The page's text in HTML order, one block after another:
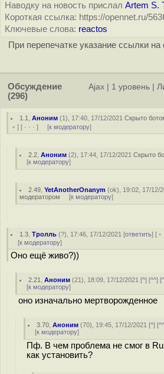
Наводку на новость прислал Artem S.
Короткая ссылка: https://opennet.ru/
Ключевые слова: reactos
При перепечатке указание ссылки
Обсуждение
(296)
Ajax 1 уровень
1.1 ,Аноним (1), 17:40, 17/12/2021Скрыто
﹢ ] [ · · · ] [к модератору]
2.2 ,Аноним (2), 17:44, 17/12/2021Скрыто
[к модератору]
2.49 ,YetAnotherOnanym (ok), 19:02, 17/12/
модератором [к модератору]
1.3 ,Тролль (?), 17:46, 17/12/2021 [ответить] [
[к модератору]
Оно ещё живо?))
2.21 ,Аноним (21), 18:09, 17/12/2021 [^] [^^] [
[к модератору]
оно изначально мертворожденное
3.70 ,Аноним (70), 19:45, 17/12/2021 [^] [
[к модератору]
Пф. В чем проблема не смог в
как установить?